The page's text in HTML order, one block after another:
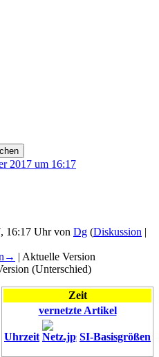
2017 um 16:17
16:17 Uhr von Dg (Diskussion |
| Aktuelle Version
(Unterschied)
Zeit
vernetzte Artikel
Uhrzeit SI-Basisgrößen